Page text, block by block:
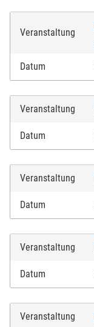
Veranstaltung
Datum
Veranstaltung
Datum
Veranstaltung
Datum
Veranstaltung
Datum
Veranstaltung